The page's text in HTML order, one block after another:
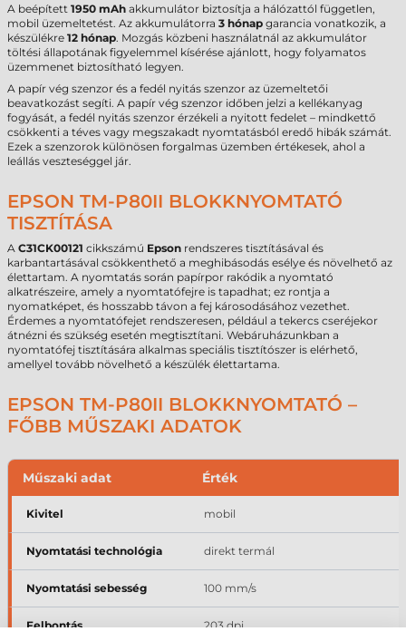
A beépített 1950 mAh akkumulátor biztosítja a hálózattól független,
mobil üzemeltetést. Az akkumulátorra 3 hónap garancia vonatkozik, a
készülékre 12 hónap. Mozgás közbeni használatnál az akkumulátor
töltési állapotának figyelemmel kísérése ajánlott, hogy folyamatos
üzemmenet biztosítható legyen.
A papír vég szenzor és a fedél nyitás szenzor az üzemeltetői
beavatkozást segíti. A papír vég szenzor időben jelzi a kellékanyag
fogyását, a fedél nyitás szenzor érzékeli a nyitott fedelet – mindkettő
csökkenti a téves vagy megszakadt nyomtatásból eredő hibák számát.
Ezek a szenzorok különösen forgalmas üzemben értékesek, ahol a
leállás veszteséggel jár.
EPSON TM-P80II BLOKKNYOMTATÓ
TISZTÍTÁSA
A C31CK00121 cikkszámú Epson rendszeres tisztításával és
karbantartásával csökkenthető a meghibásodás esélye és növelhető az
élettartam. A nyomtatás során papírpor rakódik a nyomtató
alkatrészeire, amely a nyomtatófejre is tapadhat; ez rontja a
nyomatképet, és hosszabb távon a fej károsodásához vezethet.
Érdemes a nyomtatófejet rendszeresen, például a tekercs cseréjekor
átnézni és szükség esetén megtisztítani. Webáruházunkban a
nyomtatófej tisztítására alkalmas speciális tisztítószer is elérhető,
amellyel tovább növelhető a készülék élettartama.
EPSON TM-P80II BLOKKNYOMTATÓ –
FŐBB MŰSZAKI ADATOK
Műszaki adat Érték
Kivitel mobil
Nyomtatási technológia direkt termál
Nyomtatási sebesség 100 mm/s
Felbontás 203 dpi